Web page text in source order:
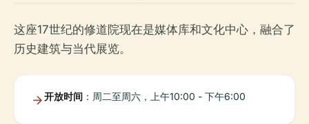
这座17世纪的修道院现在是媒体库和文化中心，融合了
历史建筑与当代展览。
开放时间 ：周二至周六，上午10:00 - 下午6:00